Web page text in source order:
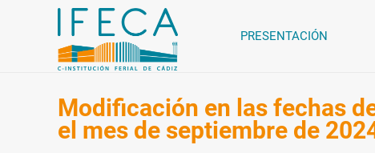
PRESENTACIÓN
Modificación en las fechas
el mes de septiembre de